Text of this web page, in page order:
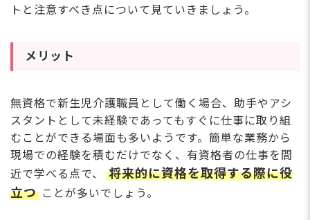
トと注意すべき点について見ていきましょう。
メリット
無資格で新生児介護職員として働く場合、助手やアシ
スタントとして未経験であってもすぐに仕事に取り組
むことができる場面も多いようです。簡単な業務から
現場での経験を積むだけでなく、有資格者の仕事を間
近で学べる点で、
将来的に資格を取得する際に役
立つ ことが多いでしょう。